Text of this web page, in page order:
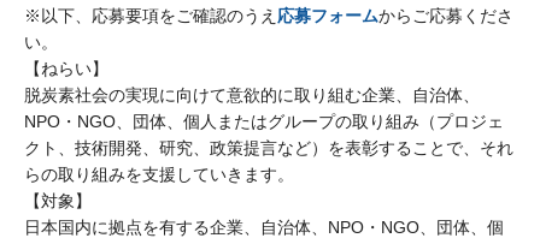
※以下、応募要項をご確認のうえ 応募フォームからご応募くださ
い。
【ねらい】
脱炭素社会の実現に向けて意欲的に取り組む企業、自治体、
NPO・NGO、団体、個人またはグループの取り組み（プロジェ
クト、技術開発、研究、政策提言など）を表彰することで、それ
らの取り組みを支援していきます。
【対象】
日本国内に拠点を有する企業、自治体、NPO・NGO、団体、個